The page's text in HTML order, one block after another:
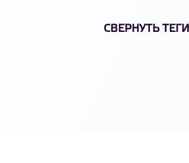
СВЕРНУТЬ ТЕГИ